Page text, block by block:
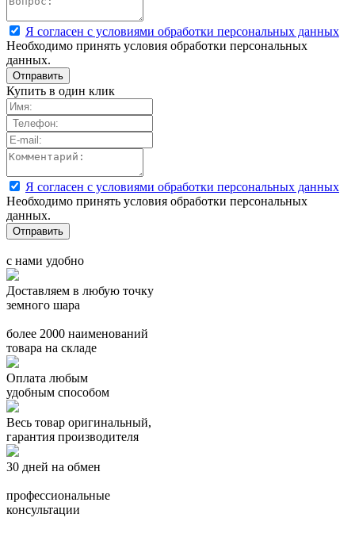
Я согласен с условиями обработки персональных данных
Необходимо принять условия обработки персональных
данных.
Купить в один клик
Я согласен с условиями обработки персональных данных
Необходимо принять условия обработки персональных
данных.
с нами удобно
Доставляем в любую точку
земного шара
более 2000 наименований
товара на складе
Оплата любым
удобным способом
Весь товар оригинальный,
гарантия производителя
30 дней на обмен
профессиональные
консультации